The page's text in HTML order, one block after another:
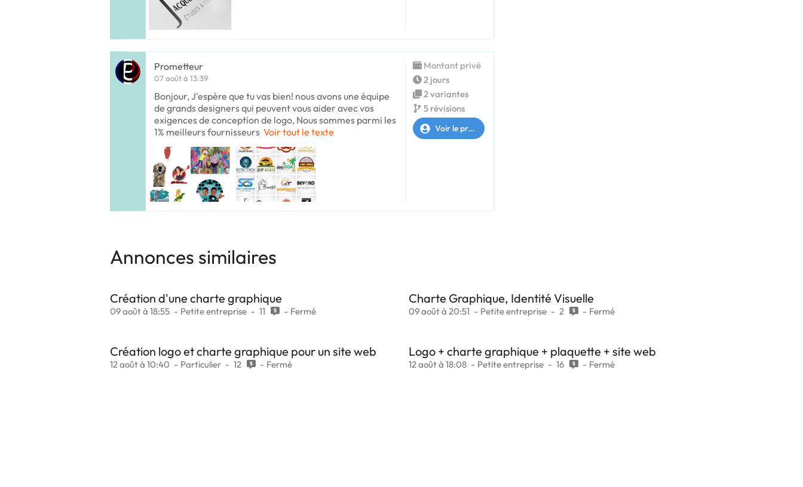
Prometteur
07 août à 13:39
Bonjour, J'espère que tu vas bien! nous avons une équipe
de grands designers qui peuvent vous aider avec vos
exigences de conception de logo, Nous sommes parmi les
1% meilleurs fournisseurs Voir tout le texte
Montant privé
2 jours
2 variantes
5 révisions
Voir le profil
Annonces similaires
Création d'une charte graphique
09 août à 18:55 Petite entreprise 11 Fermé
Charte Graphique, Identité Visuelle
09 août à 20:51 Petite entreprise 2 Fermé
Création logo et charte graphique pour un site web
12 août à 10:40 Particulier 12 Fermé
Logo + charte graphique + plaquette + site web
12 août à 18:08 Petite entreprise 16 Fermé